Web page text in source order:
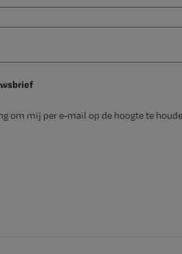
om mij per e-mail op de hoogte te